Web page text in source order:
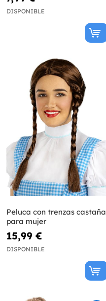
DISPONIBLE
Peluca con trenzas castaña
para mujer
15,99 €
DISPONIBLE